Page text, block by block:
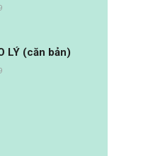
LÝ (căn bản)